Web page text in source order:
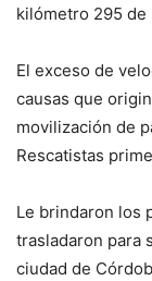
kilómetro 295 de
El exceso de
causas que
movilización de
Rescatistas
Le brindaron los
trasladaron para
ciudad de